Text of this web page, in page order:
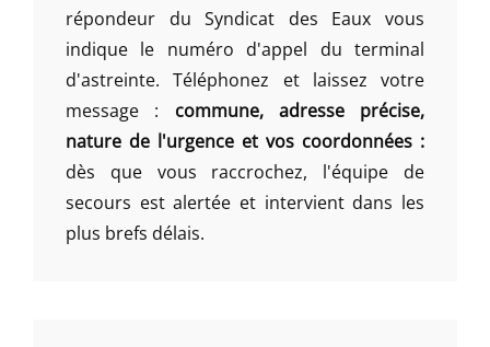
répondeur du Syndicat des Eaux vous
indique le numéro d'appel du terminal
d'astreinte. Téléphonez et laissez votre
message : commune, adresse précise,
nature de l'urgence et vos coordonnées :
dès que vous raccrochez, l'équipe de
secours est alertée et intervient dans les
plus brefs délais.